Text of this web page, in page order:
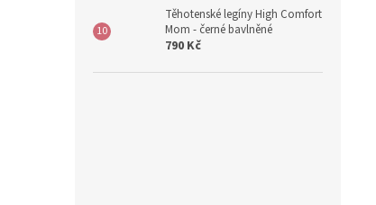
Těhotenské legíny High Comfort
Mom - černé bavlněné
790 Kč